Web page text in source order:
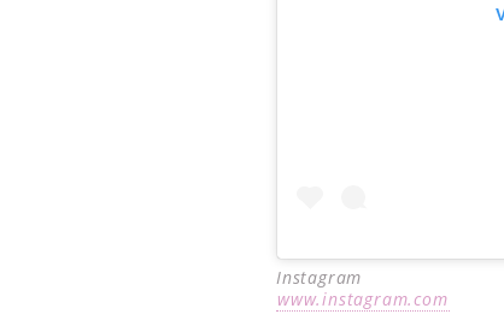
Instagram
www.instagram.com